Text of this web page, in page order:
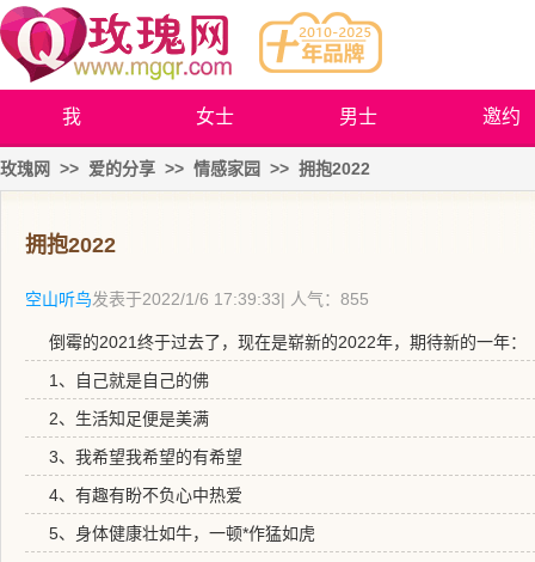
我 女士 男士 邀约
玫瑰网 >> 爱的分享 >> 情感家园 >> 拥抱2022
拥抱2022
空山听鸟发表于2022/1/6 17:39:33| 人气：855
倒霉的2021终于过去了，现在是崭新的2022年，期待新的一年：
1、自己就是自己的佛
2、生活知足便是美满
3、我希望我希望的有希望
4、有趣有盼不负心中热爱
5、身体健康壮如牛，一顿*作猛如虎